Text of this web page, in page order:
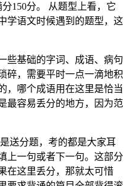
150分。 从题型上看，它
学语文时候遇到的题型，这
些基础的字词、成语、病句
碎，需要平时一点一滴地积
，哪个成语用在这里是恰当
最容易丢分的地方，因为范
送分题，考的都是大家耳
上一句或者下一句。这部分
在这里丢分，那就太可惜